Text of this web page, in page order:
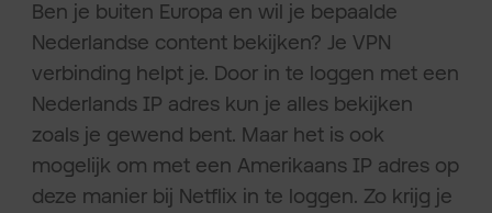
Ben je buiten Europa en wil je bepaalde
Nederlandse content bekijken? Je VPN
verbinding helpt je. Door in te loggen met een
Nederlands IP adres kun je alles bekijken
zoals je gewend bent. Maar het is ook
mogelijk om met een Amerikaans IP adres op
deze manier bij Netflix in te loggen. Zo krijg je